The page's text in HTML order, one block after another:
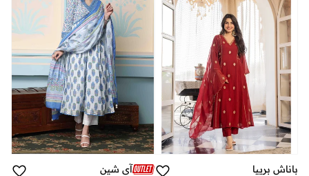
باناش برييا
آي شين